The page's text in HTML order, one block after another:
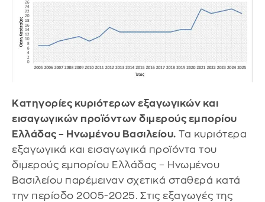
Κατηγορίες κυριότερων εξαγωγικών και
εισαγωγικών προϊόντων διμερούς εμπορίου
Ελλάδας – Ηνωμένου Βασιλείου. Τα κυριότερα
εξαγωγικά και εισαγωγικά προϊόντα του
διμερούς εμπορίου Ελλάδας – Ηνωμένου
Βασιλείου παρέμειναν σχετικά σταθερά κατά
την περίοδο 2005-2025. Στις εξαγωγές της